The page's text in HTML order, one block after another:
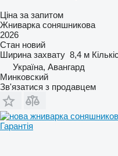
Ціна за запитом
Жниварка соняшникова
2026
Стан новий
Ширина захвату 8,4 м
Україна, Авангард
Минковский
Зв'язатися з продавцем